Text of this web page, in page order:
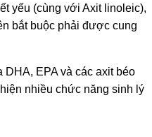
yếu (cùng với Axit linoleic),
bắt buộc phải được cung
EPA và các axit béo
nhiều chức năng sinh lý